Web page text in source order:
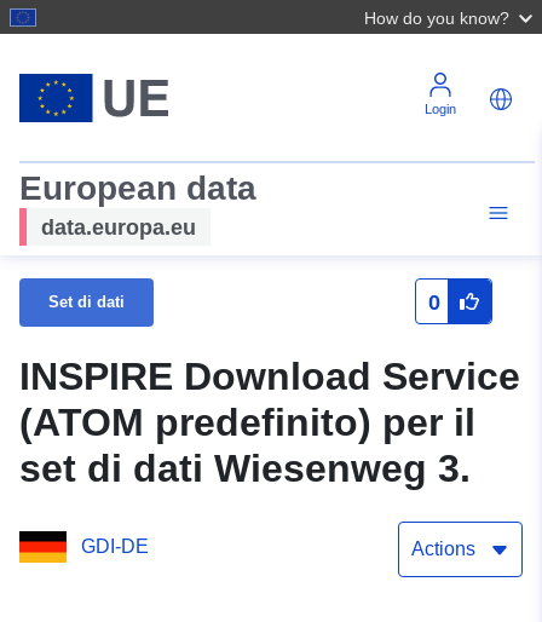
How do you know?
Login
European data
data.europa.eu
Set di dati 0
INSPIRE Download Service
(ATOM predefinito) per il
set di dati Wiesenweg 3.
GDI-DE Actions